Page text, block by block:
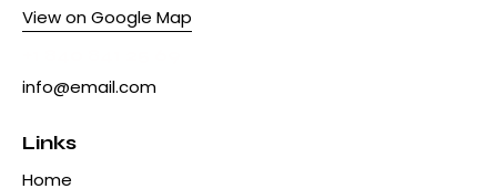
View on Google Map
info@email.com
Links
Home